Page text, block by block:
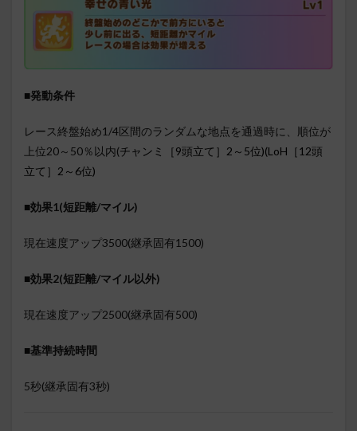
■発動条件
レース終盤始め1/4区間のランダムな地点を通過時に、順位が
上位20～50％以内(チャンミ［9頭立て］2～5位)(LoH［12頭
立て］2～6位)
■効果1(短距離/マイル)
現在速度アップ3500(継承固有1500)
■効果2(短距離/マイル以外)
現在速度アップ2500(継承固有500)
■基準持続時間
5秒(継承固有3秒)